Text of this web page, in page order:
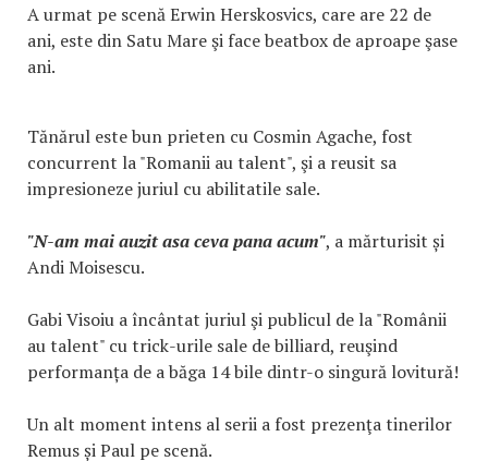
A urmat pe scenă Erwin Herskosvics, care are 22 de
ani, este din Satu Mare şi face beatbox de aproape şase
ani.
Tănărul este bun prieten cu Cosmin Agache, fost
concurrent la "Romanii au talent", şi a reusit sa
impresioneze juriul cu abilitatile sale.
"N-am mai auzit asa ceva pana acum", a mărturisit și
Andi Moisescu.
Gabi Visoiu a încântat juriul şi publicul de la "Românii
au talent" cu trick-urile sale de billiard, reuşind
performanța de a băga 14 bile dintr-o singură lovitură!
Un alt moment intens al serii a fost prezenţa tinerilor
Remus și Paul pe scenă.